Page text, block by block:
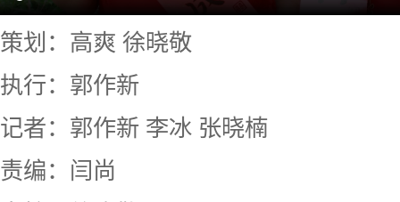
策划：高爽 徐晓敬
执行：郭作新
记者：郭作新 李冰 张晓楠
责编：闫尚